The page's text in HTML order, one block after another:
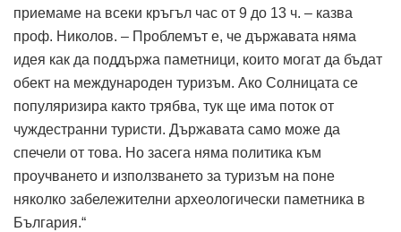
приемаме на всеки кръгъл час от 9 до 13 ч. – казва
проф. Николов. – Проблемът е, че държавата няма
идея как да поддържа паметници, които могат да бъдат
обект на международен туризъм. Ако Солницата се
популяризира както трябва, тук ще има поток от
чуждестранни туристи. Държавата само може да
спечели от това. Но засега няма политика към
проучването и използването за туризъм на поне
няколко забележителни археологически паметника в
България.“